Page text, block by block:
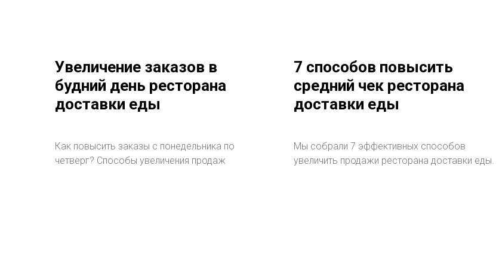
Увеличение заказов в
будний день ресторана
доставки еды
Как повысить заказы с понедельника по
четверг? Способы увеличения продаж
7 способов повысить
средний чек ресторана
доставки еды
Мы собрали 7 эффективных способов
увеличить продажи ресторана доставки еды.